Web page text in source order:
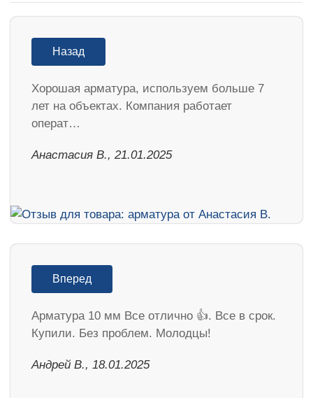
Назад
Хорошая арматура, используем больше 7
лет на объектах. Компания работает
операт…
Анастасия В., 21.01.2025
Вперед
Арматура 10 мм Все отлично 👍. Все в срок.
Купили. Без проблем. Молодцы!
Андрей В., 18.01.2025